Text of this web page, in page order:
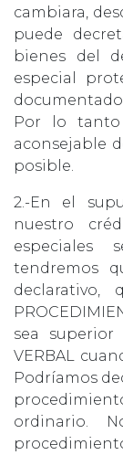
cambiara,
puede
bienes del
especial
Por lo
aconsejable
posible.
2.-En el
nuestro
especiales
tendremos
sea superior
VERBAL
Podríamos
ordinario.